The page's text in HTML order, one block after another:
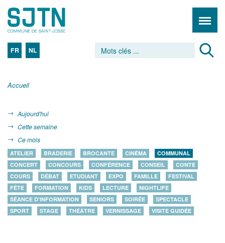
FR NL
Accueil
Aujourd'hui
Cette semaine
Ce mois
ATELIER BRADERIE BROCANTE CINÉMA
COMMUNAL
CONCERT
CONCOURS CONFÉRENCE CONSEIL
CONTE
COURS
DÉBAT ETUDIANT EXPO FAMILLE
FESTIVAL
FÊTE
FORMATION KIDS LECTURE
NIGHTLIFE
SÉANCE D'INFORMATION
SENIORS SOIRÉE
SPECTACLE
SPORT
STAGE THÉÂTRE VERNISSAGE VISITE GUIDÉE